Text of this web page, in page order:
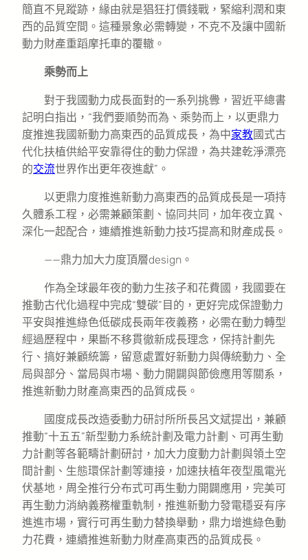
簡直不見蹤跡，緣由就是猖狂打價錢戰，緊縮利潤和東
西的品質空間。這種景象必需轉變，不克不及讓中國新
動力財產重蹈摩托車的覆轍。
乘勢而上
對于我國動力成長面對的一系列挑釁，習近平總書
記明白指出，“我們要順勢而為、乘勢而上，以更鼎力
度推進我國新動力高東西的品質成長，為中家教國式古
代化扶植供給平安靠得住的動力保證，為共建乾淨漂亮
的交流世界作出更年夜進獻”。
以更鼎力度推進新動力高東西的品質成長是一項持
久體系工程，必需兼顧策劃、協同共同，加年夜立異、
深化一起配合，連續推進新動力技巧提高和財產成長。
——鼎力加大力度頂層design。
作為全球最年夜的動力生孩子和花費國，我國要在
推動古代化過程中完成“雙碳”目的，更好完成保證動力
平安與推進綠色低碳成長兩年夜義務，必需在動力轉型
經過歷程中，果斷不移貫徹新成長理念，保持計劃先
行、搞好兼顧統籌，留意處置好新動力與傳統動力、全
局與部分、當局與市場、動力開闢與節儉應用等關系，
推進新動力財產高東西的品質成長。
國度成長改造委動力研討所所長呂文斌提出，兼顧
推動“十五五”新型動力系統計劃及電力計劃、可再生動
力計劃等各範疇計劃研討，加大力度動力計劃與領土空
間計劃、生態環保計劃等連接，加速扶植年夜型風電光
伏基地，周全推行分布式可再生動力開闢應用，完美可
再生動力消納義務權重軌制，推進新動力發電穩妥有序
進進市場，實行可再生動力替換舉動，鼎力增進綠色動
力花費，連續推進新動力財產高東西的品質成長。